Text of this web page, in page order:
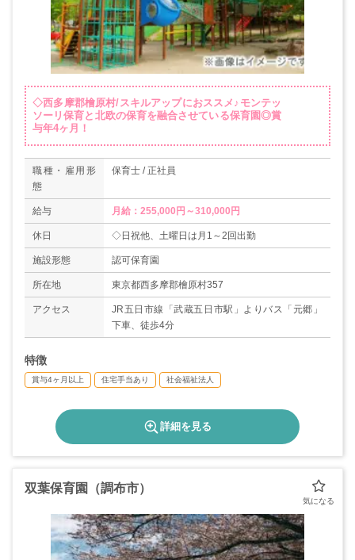
◇西多摩郡檜原村/スキルアップにおススメ♪モンテッ
ソーリ保育と北欧の保育を融合させている保育園◎賞
与年4ヶ月！
職種・雇用形
態
保育士 / 正社員
給与 月給：255,000円～310,000円
休日 ◇日祝他、土曜日は月1～2回出勤
施設形態 認可保育園
所在地 東京都西多摩郡檜原村357
アクセス
JR五日市線「武蔵五日市駅」よりバス「元郷」
下車、徒歩4分
特徴
賞与4ヶ月以上 住宅手当あり 社会福祉法人
詳細を見る
双葉保育園（調布市）